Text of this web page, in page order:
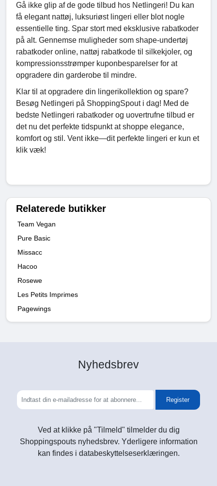
Gå ikke glip af de gode tilbud hos Netlingeri! Du kan
få elegant nattøj, luksuriøst lingeri eller blot nogle
essentielle ting. Spar stort med eksklusive rabatkoder
på alt. Gennemse muligheder som shape-undertøj
rabatkoder online, nattøj rabatkode til silkekjoler, og
kompressionsstrømper kuponbesparelser for at
opgradere din garderobe til mindre.
Klar til at opgradere din lingerikollektion og spare?
Besøg Netlingeri på ShoppingSpout i dag! Med de
bedste Netlingeri rabatkoder og uovertrufne tilbud er
det nu det perfekte tidspunkt at shoppe elegance,
komfort og stil. Vent ikke—dit perfekte lingeri er kun et
klik væk!
Relaterede butikker
Team Vegan
Pure Basic
Missacc
Hacoo
Rosewe
Les Petits Imprimes
Pagewings
Nyhedsbrev
Register
Ved at klikke på "Tilmeld" tilmelder du dig
Shoppingspouts nyhedsbrev. Yderligere information
kan findes i databeskyttelseserklæringen.